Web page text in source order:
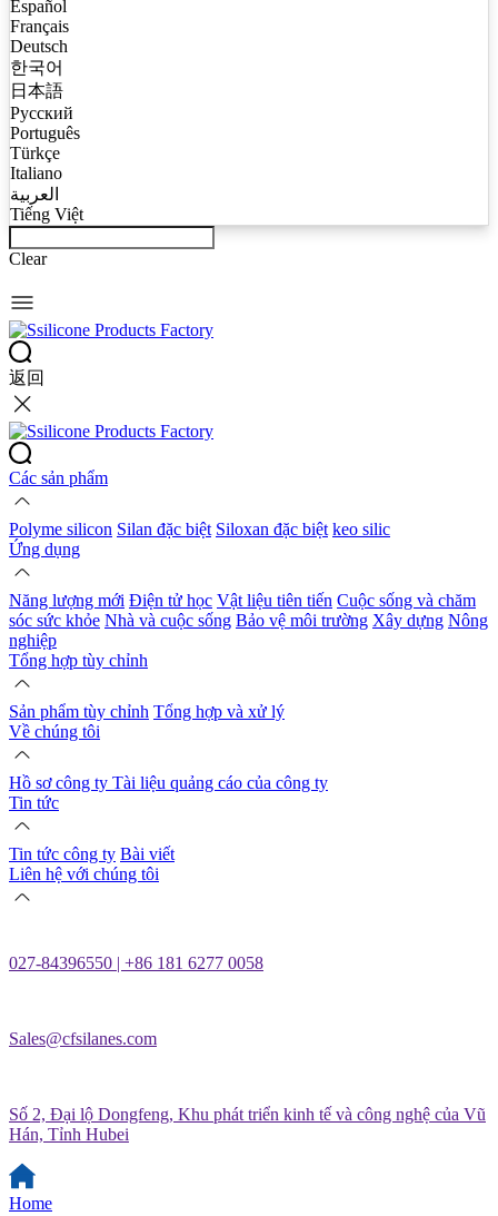
Español
Français
Deutsch
한국어
日本語
Русский
Português
Türkçe
Italiano
العربية
Tiếng Việt
Clear
返回
Các sản phẩm
Polyme silicon Silan đặc biệt Siloxan đặc biệt keo silic
Ứng dụng
Năng lượng mới Điện tử học Vật liệu tiên tiến Cuộc sống và chăm
sóc sức khỏe Nhà và cuộc sống Bảo vệ môi trường Xây dựng Nông
nghiệp
Tổng hợp tùy chỉnh
Sản phẩm tùy chỉnh Tổng hợp và xử lý
Về chúng tôi
Hồ sơ công ty Tài liệu quảng cáo của công ty
Tin tức
Tin tức công ty Bài viết
Liên hệ với chúng tôi
027-84396550 | +86 181 6277 0058
Sales@cfsilanes.com
Số 2, Đại lộ Dongfeng, Khu phát triển kinh tế và công nghệ của Vũ
Hán, Tỉnh Hubei
Home